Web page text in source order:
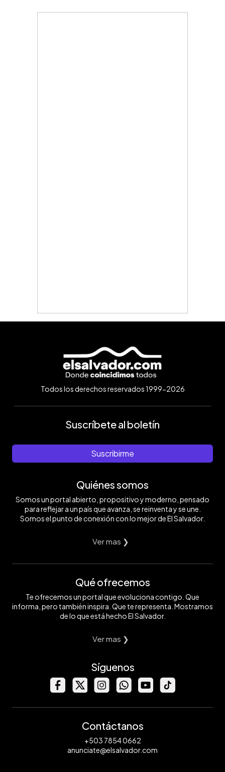
Todos los derechos reservados 1999-2026
Suscríbete al boletín
Suscribirme
Quiénes somos
Somos un portal abierto, propositivo y moderno, pensado
para reflejar a un país que avanza, se reinventa y se une.
Somos el punto de conexión con lo mejor de El Salvador.
Ver mas ❯
Qué ofrecemos
Te ofrecemos un portal que evoluciona contigo. Que
informa, pero también inspira. Que te representa. Mostramos
de lo que está hecho El Salvador.
Ver mas ❯
Síguenos
Contáctanos
+503 7854 0662
anunciate@elsalvador.com